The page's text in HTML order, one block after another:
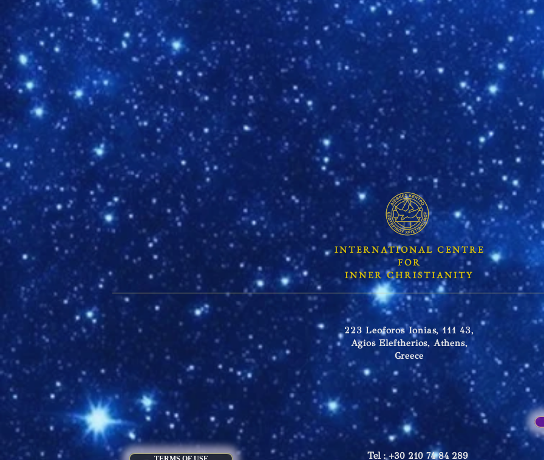
INTERNATIONAL CENTRE
FOR
INNER CHRISTIANITY
223 Leoforos Ionias, 111 43,
Agios Eleftherios, Athens,
Greece
Tel : +30 210 74 84 289